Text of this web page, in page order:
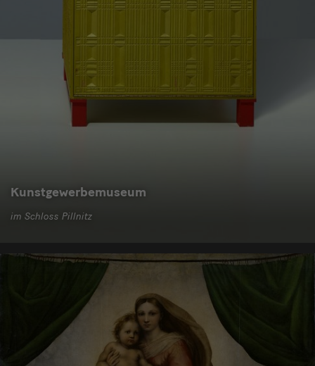
Kunstgewerbemuseum
im Schloss Pillnitz